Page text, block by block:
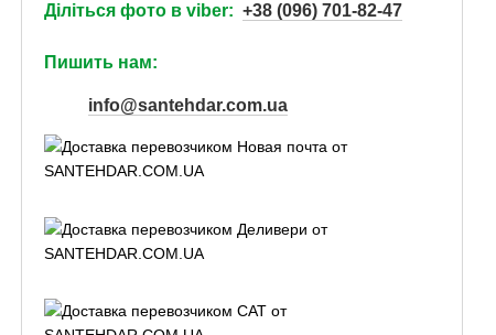
Діліться фото в viber:+38 (096) 701-82-47
Пишить нам:
info@santehdar.com.ua